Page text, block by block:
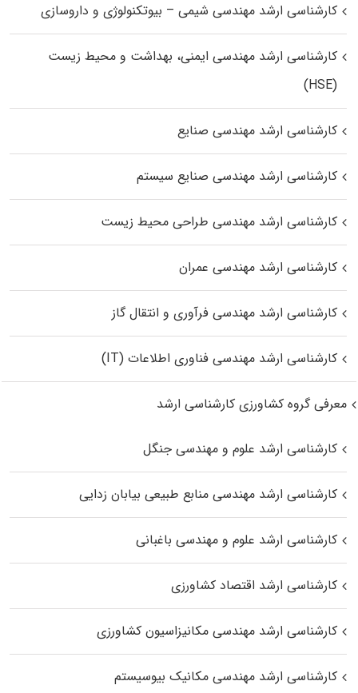
کارشناسی ارشد مهندسی شیمی – بیوتکنولوژی و داروسازی
کارشناسی ارشد مهندسی ایمنی، بهداشت و محیط زیست
(HSE)
کارشناسی ارشد مهندسی صنایع
کارشناسی ارشد مهندسی صنایع سیستم
کارشناسی ارشد مهندسی طراحی محیط زیست
کارشناسی ارشد مهندسی عمران
کارشناسی ارشد مهندسی فرآوری و انتقال گاز
کارشناسی ارشد مهندسی فناوری اطلاعات (IT)
معرفی گروه کشاورزی کارشناسی ارشد
کارشناسی ارشد علوم و مهندسی جنگل
کارشناسی ارشد مهندسی منابع طبیعی بیابان زدایی
کارشناسی ارشد علوم و مهندسی باغبانی
کارشناسی ارشد اقتصاد کشاورزی
کارشناسی ارشد مهندسی مکانیزاسیون کشاورزی
کارشناسی ارشد مهندسی مکانیک بیوسیستم